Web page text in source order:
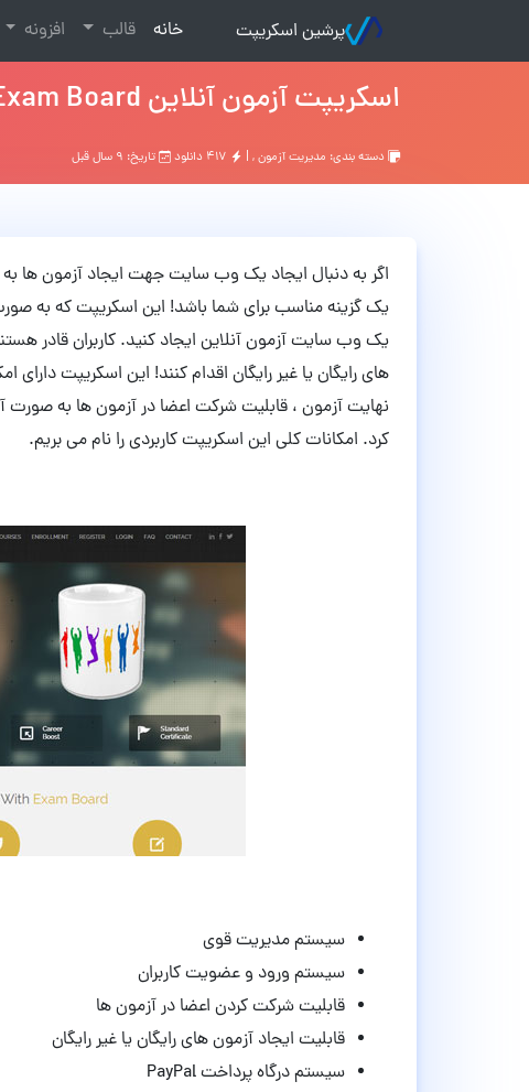
پرشین اسکریپت خانه
(current) قالب افزونه
اسکریپت آزمون آنلاین Exam Board نسخه 3.0.0
دسته بندی: مدیریت آزمون, | تاریخ: ۹ سال قبل
یک گزینه مناسب برای شما باشد! این اسکریپت که به
یک وب سایت آزمون آنلاین ایجاد کنید. کاربران
های رایگان یا غیر رایگان اقدام کنند! این اسکریپت
نهایت آزمون ، قابلیت شرکت اعضا در آزمون ها به صورت
کرد. امکانات کلی این اسکریپت کاربردی را نام می بریم.
سیستم مدیریت قوی
سیستم ورود و عضویت کاربران
قابلیت شرکت کردن اعضا در آزمون ها
قابلیت ایجاد آزمون های رایگان یا غیر رایگان
سیستم درگاه پرداخت PayPal